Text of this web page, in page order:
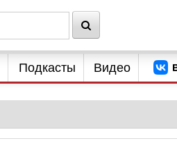
Подкасты Видео